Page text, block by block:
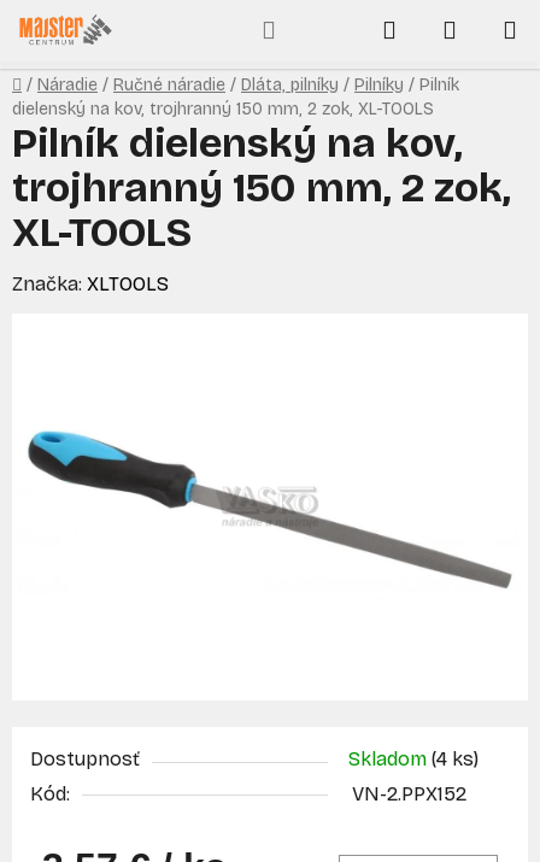
Prejsť
na
obsah
Hľadať
KOŠÍK
Domov
/ Náradie / Ručné náradie / Dláta, pilníky / Pilníky / Pilník
dielenský na kov, trojhranný 150 mm, 2 zok, XL-TOOLS
Dostupnosť Skladom (4 ks)
Kód:
VN-2.PPX152
Pilník dielenský na kov,
trojhranný 150 mm, 2 zok,
XL-TOOLS
Značka: XLTOOLS